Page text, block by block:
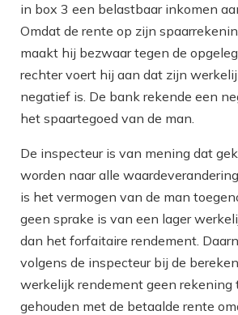
in box 3 een belastbaar inkomen
Omdat de rente op zijn
maakt hij bezwaar tegen de
rechter voert hij aan dat zijn
negatief is. De bank rekende een
het spaartegoed van de man.
De inspecteur is van mening dat
worden naar alle
is het vermogen van de man
geen sprake is van een lager
dan het forfaitaire rendement.
volgens de inspecteur bij de
werkelijk rendement geen rekening
gehouden met de betaalde rente